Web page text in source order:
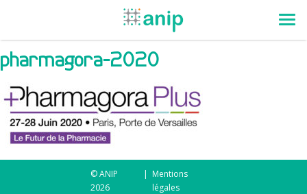
pharmagora-2020
© ANIP
2026
| Mentions
légales